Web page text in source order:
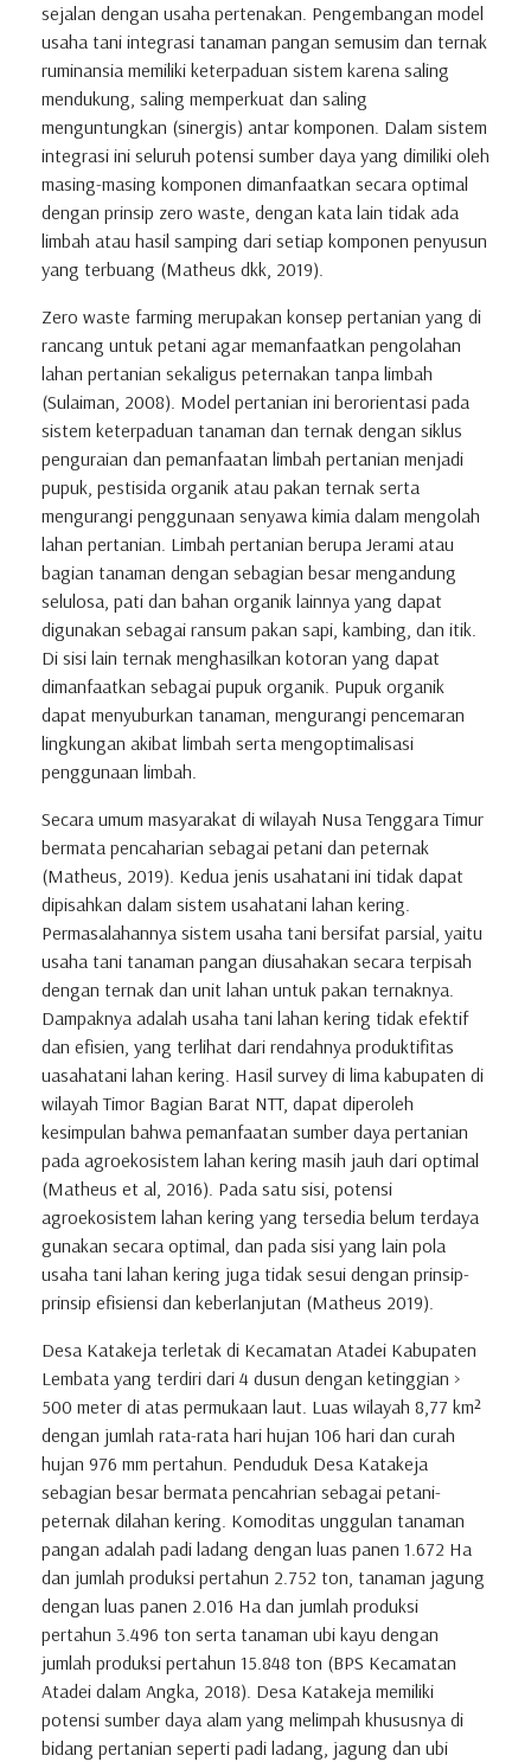
sejalan dengan usaha pertenakan. Pengembangan model
usaha tani integrasi tanaman pangan semusim dan ternak
ruminansia memiliki keterpaduan sistem karena saling
mendukung, saling memperkuat dan saling
menguntungkan (sinergis) antar komponen. Dalam sistem
integrasi ini seluruh potensi sumber daya yang dimiliki oleh
masing-masing komponen dimanfaatkan secara optimal
dengan prinsip zero waste, dengan kata lain tidak ada
limbah atau hasil samping dari setiap komponen penyusun
yang terbuang (Matheus dkk, 2019).
Zero waste farming merupakan konsep pertanian yang di
rancang untuk petani agar memanfaatkan pengolahan
lahan pertanian sekaligus peternakan tanpa limbah
(Sulaiman, 2008). Model pertanian ini berorientasi pada
sistem keterpaduan tanaman dan ternak dengan siklus
penguraian dan pemanfaatan limbah pertanian menjadi
pupuk, pestisida organik atau pakan ternak serta
mengurangi penggunaan senyawa kimia dalam mengolah
lahan pertanian. Limbah pertanian berupa Jerami atau
bagian tanaman dengan sebagian besar mengandung
selulosa, pati dan bahan organik lainnya yang dapat
digunakan sebagai ransum pakan sapi, kambing, dan itik.
Di sisi lain ternak menghasilkan kotoran yang dapat
dimanfaatkan sebagai pupuk organik. Pupuk organik
dapat menyuburkan tanaman, mengurangi pencemaran
lingkungan akibat limbah serta mengoptimalisasi
penggunaan limbah.
Secara umum masyarakat di wilayah Nusa Tenggara Timur
bermata pencaharian sebagai petani dan peternak
(Matheus, 2019). Kedua jenis usahatani ini tidak dapat
dipisahkan dalam sistem usahatani lahan kering.
Permasalahannya sistem usaha tani bersifat parsial, yaitu
usaha tani tanaman pangan diusahakan secara terpisah
dengan ternak dan unit lahan untuk pakan ternaknya.
Dampaknya adalah usaha tani lahan kering tidak efektif
dan efisien, yang terlihat dari rendahnya produktifitas
uasahatani lahan kering. Hasil survey di lima kabupaten di
wilayah Timor Bagian Barat NTT, dapat diperoleh
kesimpulan bahwa pemanfaatan sumber daya pertanian
pada agroekosistem lahan kering masih jauh dari optimal
(Matheus et al, 2016). Pada satu sisi, potensi
agroekosistem lahan kering yang tersedia belum terdaya
gunakan secara optimal, dan pada sisi yang lain pola
usaha tani lahan kering juga tidak sesui dengan prinsip-
prinsip efisiensi dan keberlanjutan (Matheus 2019).
Desa Katakeja terletak di Kecamatan Atadei Kabupaten
Lembata yang terdiri dari 4 dusun dengan ketinggian >
500 meter di atas permukaan laut. Luas wilayah 8,77 km²
dengan jumlah rata-rata hari hujan 106 hari dan curah
hujan 976 mm pertahun. Penduduk Desa Katakeja
sebagian besar bermata pencahrian sebagai petani-
peternak dilahan kering. Komoditas unggulan tanaman
pangan adalah padi ladang dengan luas panen 1.672 Ha
dan jumlah produksi pertahun 2.752 ton, tanaman jagung
dengan luas panen 2.016 Ha dan jumlah produksi
pertahun 3.496 ton serta tanaman ubi kayu dengan
jumlah produksi pertahun 15.848 ton (BPS Kecamatan
Atadei dalam Angka, 2018). Desa Katakeja memiliki
potensi sumber daya alam yang melimpah khususnya di
bidang pertanian seperti padi ladang, jagung dan ubi